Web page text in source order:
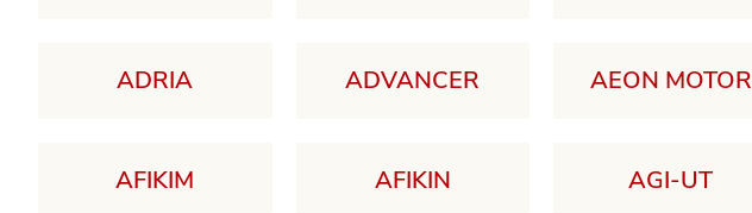
ADRIA ADVANCER AEON MOTOR
AFIKIM AFIKIN AGI-UT